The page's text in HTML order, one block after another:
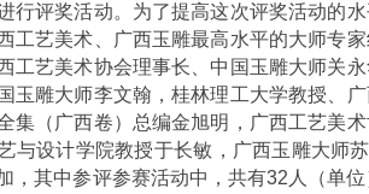
行评奖活动。为了提高这次评奖活动的
工艺美术、广西玉雕最高水平的大师专
工艺美术协会理事长、中国玉雕大师关
玉雕大师李文翰，桂林理工大学教授、
集（广西卷）总编金旭明，广西工艺美
与设计学院教授于长敏，广西玉雕大师
，其中参评参赛活动中，共有32人（单